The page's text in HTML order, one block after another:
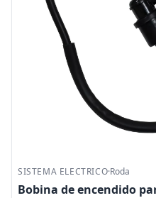
SISTEMA ELECTRICO·Roda
Bobina de encendido